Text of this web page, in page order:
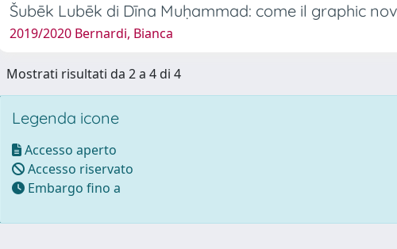
Šubēk Lubēk di Dīna Muḥammad: come il graphic
2019/2020 Bernardi, Bianca
Mostrati risultati da 2 a 4 di 4
Legenda icone
Accesso aperto
Accesso riservato
Embargo fino a